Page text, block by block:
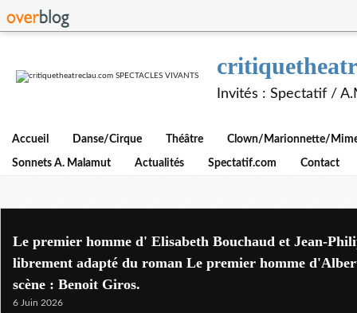
Invités : Spectatif /
Accueil Danse/Cirque Théâtre Clown/Marionnette/
Sonnets A. Malamut Actualités Spectatif.com Contact
Le premier homme d' Elisabeth Bouchaud et Jean-
librement adapté du roman Le premier homme
scène : Benoit Giros.
6 Juin 2026